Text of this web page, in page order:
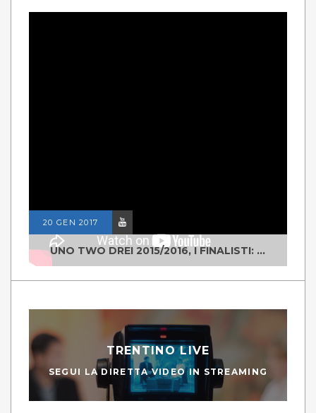
20 GEN 2017
UNO TWO DREI 2015/2016, I FINALISTI: CLASSE IV ALS ISTITUTO "DEGASPERI" BORGO VALSUGANA
TRENTINO LIVE
SEGUI LA DIRETTA VIDEO IN STREAMING